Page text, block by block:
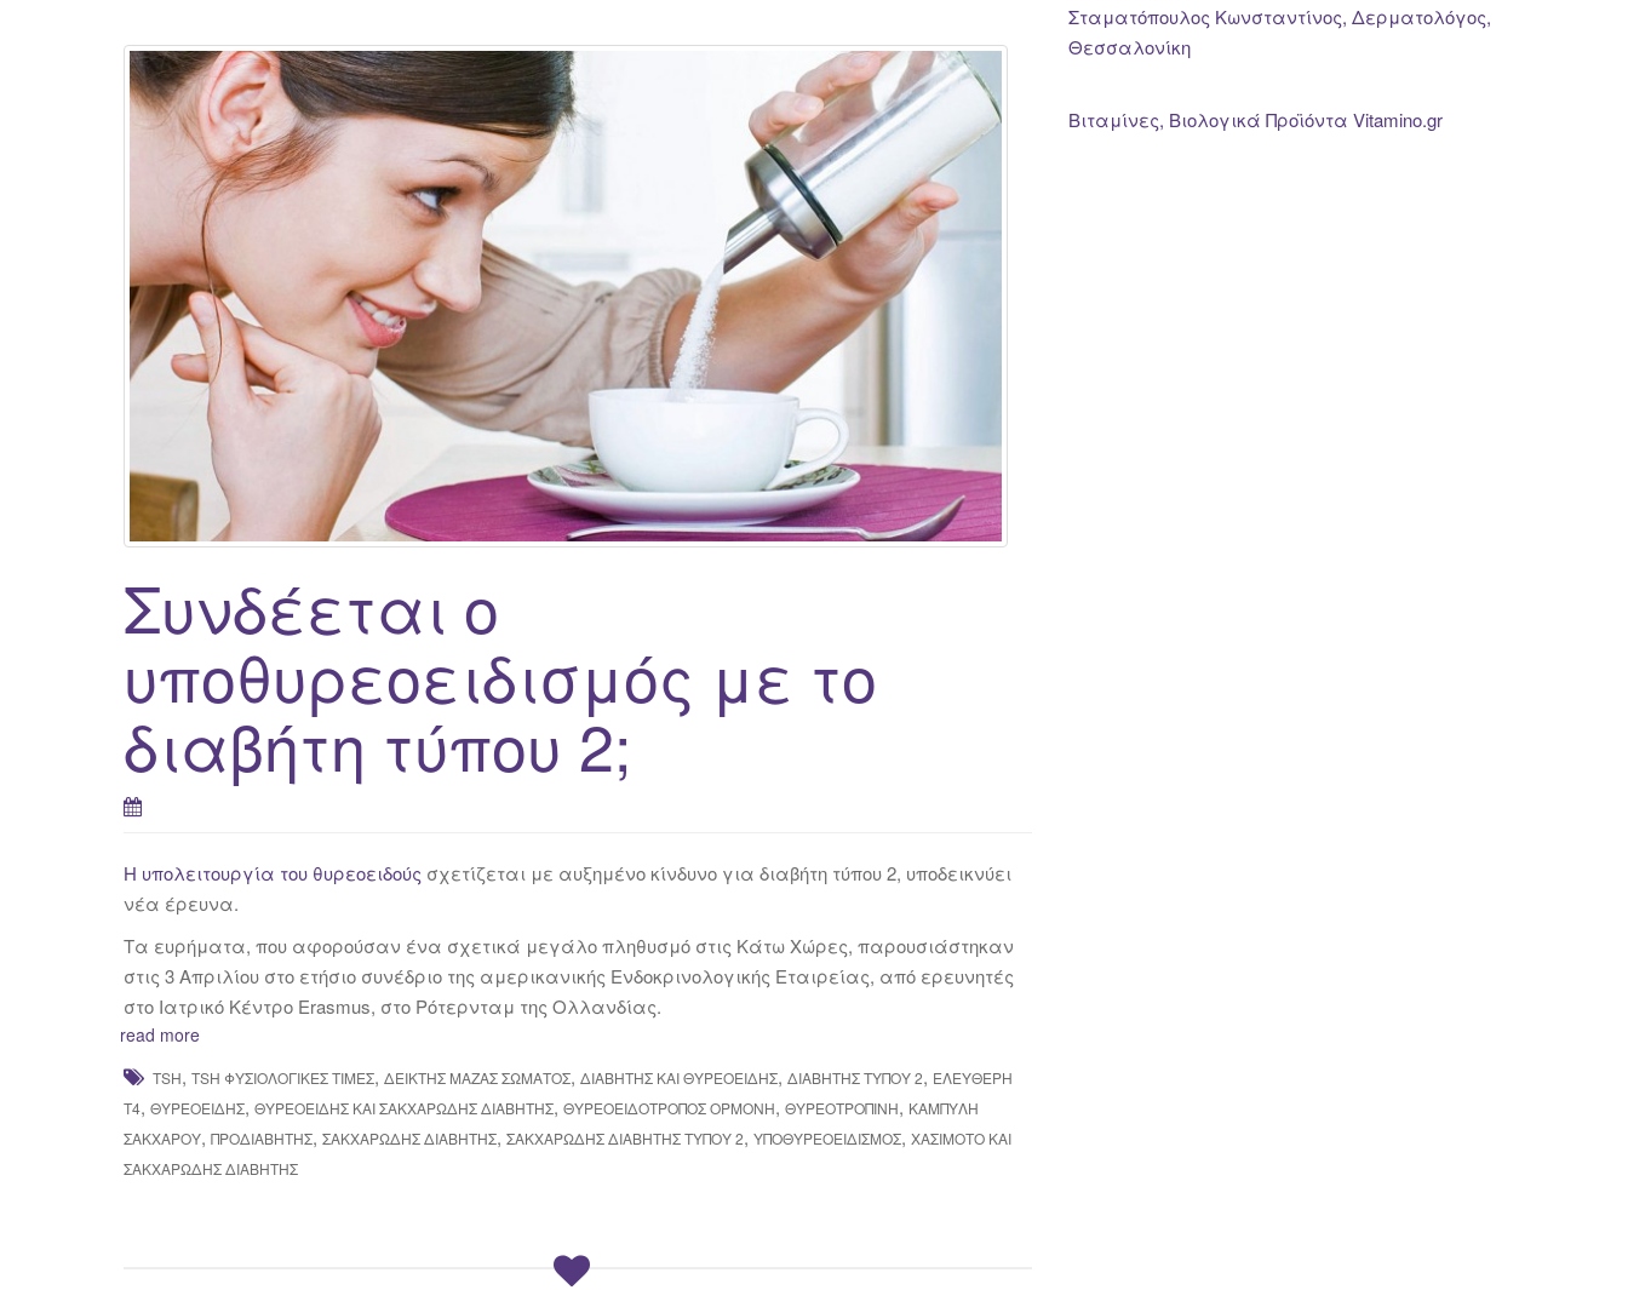
Συνδέεται ο
υποθυρεοειδισμός με το
διαβήτη τύπου 2;
H υπολειτουργία του θυρεοειδούς σχετίζεται με αυξημένο κίνδυνο για διαβήτη τύπου 2, υποδεικνύει
νέα έρευνα.
Τα ευρήματα, που αφορούσαν ένα σχετικά μεγάλο πληθυσμό στις Κάτω Χώρες, παρουσιάστηκαν
στις 3 Απριλίου στο ετήσιο συνέδριο της αμερικανικής Ενδοκρινολογικής Εταιρείας, από ερευνητές
στο Ιατρικό Κέντρο Erasmus, στο Ρότερνταμ της Ολλανδίας.
read more
TSH, TSH ΦΥΣΙΟΛΟΓΙΚΈΣ ΤΙΜΈΣ, ΔΕΊΚΤΗΣ ΜΆΖΑΣ ΣΏΜΑΤΟΣ, ΔΙΑΒΉΤΗΣ ΚΑΙ ΘΥΡΕΟΕΙΔΉΣ, ΔΙΑΒΉΤΗΣ ΤΎΠΟΥ 2, ΕΛΕΎΘΕΡΗ
Τ4, ΘΥΡΕΟΕΙΔΉΣ, ΘΥΡΕΟΕΙΔΉΣ ΚΑΙ ΣΑΚΧΑΡΏΔΗΣ ΔΙΑΒΉΤΗΣ, ΘΥΡΕΟΕΙΔΟΤΡΌΠΟΣ ΟΡΜΌΝΗ, ΘΥΡΕΟΤΡΟΠΊΝΗ, ΚΑΜΠΎΛΗ
ΣΑΚΧΆΡΟΥ, ΠΡΟΔΙΑΒΉΤΗΣ, ΣΑΚΧΑΡΏΔΗΣ ΔΙΑΒΉΤΗΣ, ΣΑΚΧΑΡΏΔΗΣ ΔΙΑΒΉΤΗΣ ΤΎΠΟΥ 2, ΥΠΟΘΥΡΕΟΕΙΔΙΣΜΌΣ, ΧΑΣΙΜΟΤΟ ΚΑΙ
ΣΑΚΧΑΡΏΔΗΣ ΔΙΑΒΉΤΗΣ
Σταματόπουλος Κωνσταντίνος, Δερματολόγος,
Θεσσαλονίκη
Βιταμίνες, Βιολογικά Προϊόντα Vitamino.gr